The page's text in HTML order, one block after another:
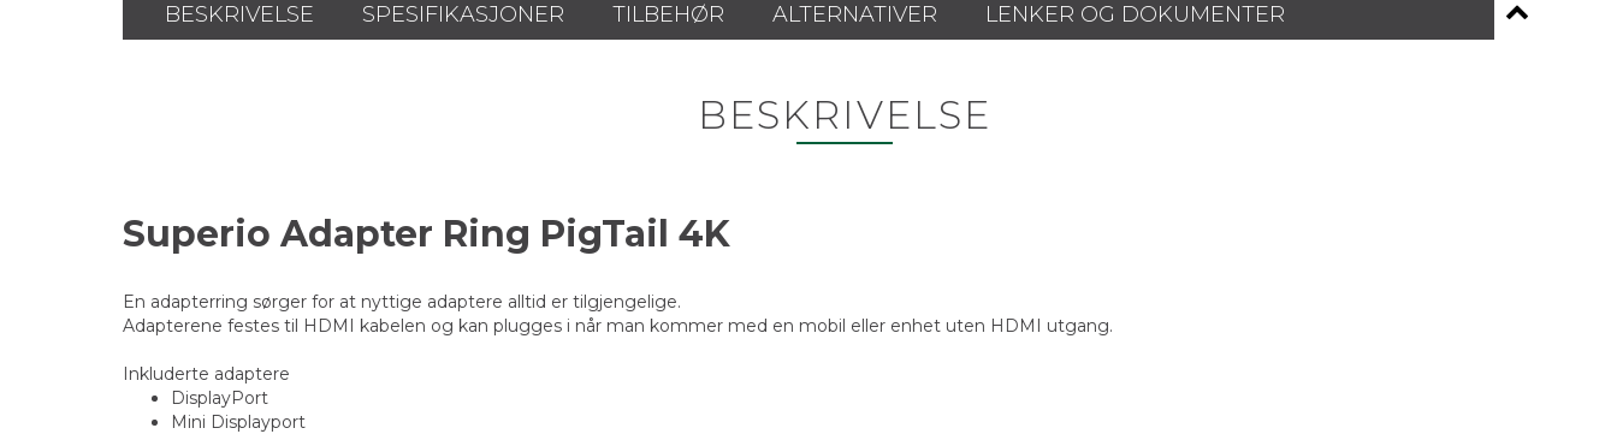
BESKRIVELSE SPESIFIKASJONER TILBEHØR ALTERNATIVER LENKER OG DOKUMENTER
BESKRIVELSE
Superio Adapter Ring PigTail 4K
En adapterring sørger for at nyttige adaptere alltid er tilgjengelige.
Adapterene festes til HDMI kabelen og kan plugges i når man kommer med en mobil eller enhet uten HDMI utgang.
Inkluderte adaptere
DisplayPort
Mini Displayport